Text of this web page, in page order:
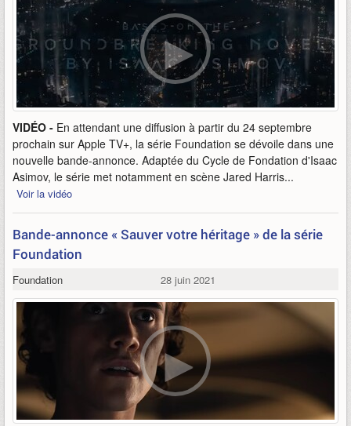
VIDÉO - En attendant une diffusion à partir du 24 septembre
prochain sur Apple TV+, la série Foundation se dévoile dans une
nouvelle bande-annonce. Adaptée du Cycle de Fondation d'Isaac
Asimov, le série met notamment en scène Jared Harris...
Voir la vidéo
Bande-annonce « Sauver votre héritage » de la série
Foundation
Foundation 28 juin 2021